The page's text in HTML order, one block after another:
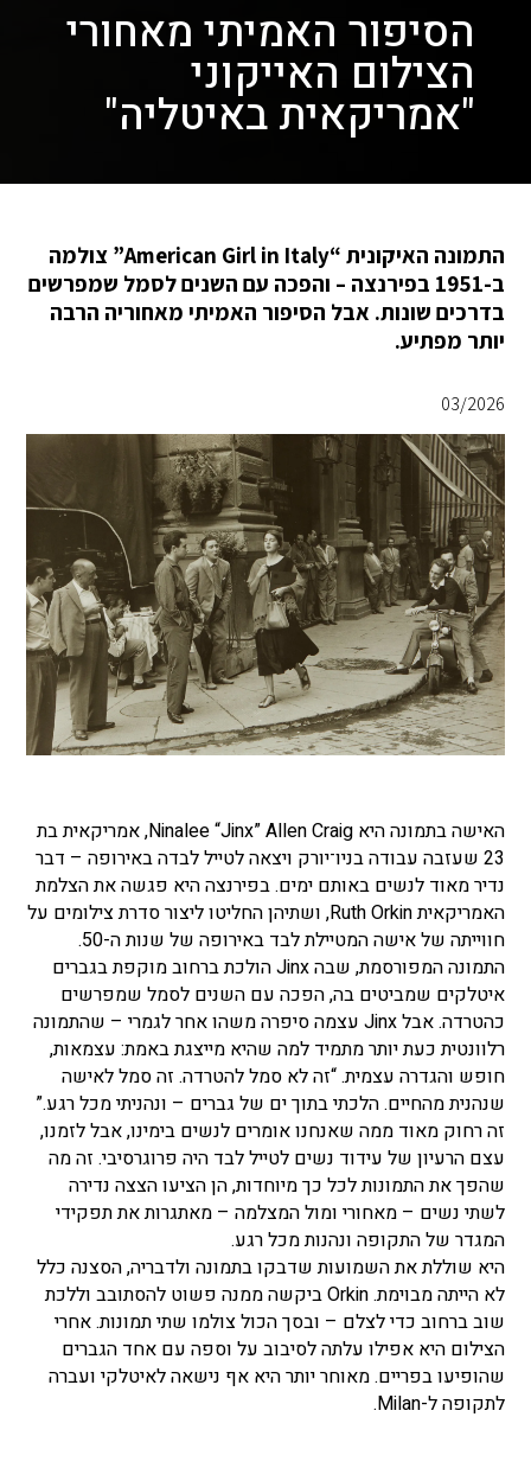
הסיפור האמיתי מאחורי
הצילום האייקוני
"אמריקאית באיטליה"
התמונה האיקונית “American Girl in Italy” צולמה
ב-1951 בפירנצה – והפכה עם השנים לסמל שמפרשים
בדרכים שונות. אבל הסיפור האמיתי מאחוריה הרבה
יותר מפתיע.
03/2026
האישה בתמונה היא Ninalee “Jinx” Allen Craig, אמריקאית בת
23 שעזבה עבודה בניו־יורק ויצאה לטייל לבדה באירופה – דבר
נדיר מאוד לנשים באותם ימים. בפירנצה היא פגשה את הצלמת
האמריקאית Ruth Orkin, ושתיהן החליטו ליצור סדרת צילומים על
חווייתה של אישה המטיילת לבד באירופה של שנות ה-50.
התמונה המפורסמת, שבה Jinx הולכת ברחוב מוקפת בגברים
איטלקים שמביטים בה, הפכה עם השנים לסמל שמפרשים
כהטרדה. אבל Jinx עצמה סיפרה משהו אחר לגמרי – שהתמונה
רלוונטית כעת יותר מתמיד למה שהיא מייצגת באמת: עצמאות,
חופש והגדרה עצמית. “זה לא סמל להטרדה. זה סמל לאישה
שנהנית מהחיים. הלכתי בתוך ים של גברים – ונהניתי מכל רגע.”
זה רחוק מאוד ממה שאנחנו אומרים לנשים בימינו, אבל לזמנו,
עצם הרעיון של עידוד נשים לטייל לבד היה פרוגרסיבי. זה מה
שהפך את התמונות לכל כך מיוחדות, הן הציעו הצצה נדירה
לשתי נשים – מאחורי ומול המצלמה – מאתגרות את תפקידי
המגדר של התקופה ונהנות מכל רגע.
היא שוללת את השמועות שדבקו בתמונה ולדבריה, הסצנה כלל
לא הייתה מבוימת. Orkin ביקשה ממנה פשוט להסתובב וללכת
שוב ברחוב כדי לצלם – ובסך הכול צולמו שתי תמונות. אחרי
הצילום היא אפילו עלתה לסיבוב על וספה עם אחד הגברים
שהופיעו בפריים. מאוחר יותר היא אף נישאה לאיטלקי ועברה
לתקופה ל-Milan.